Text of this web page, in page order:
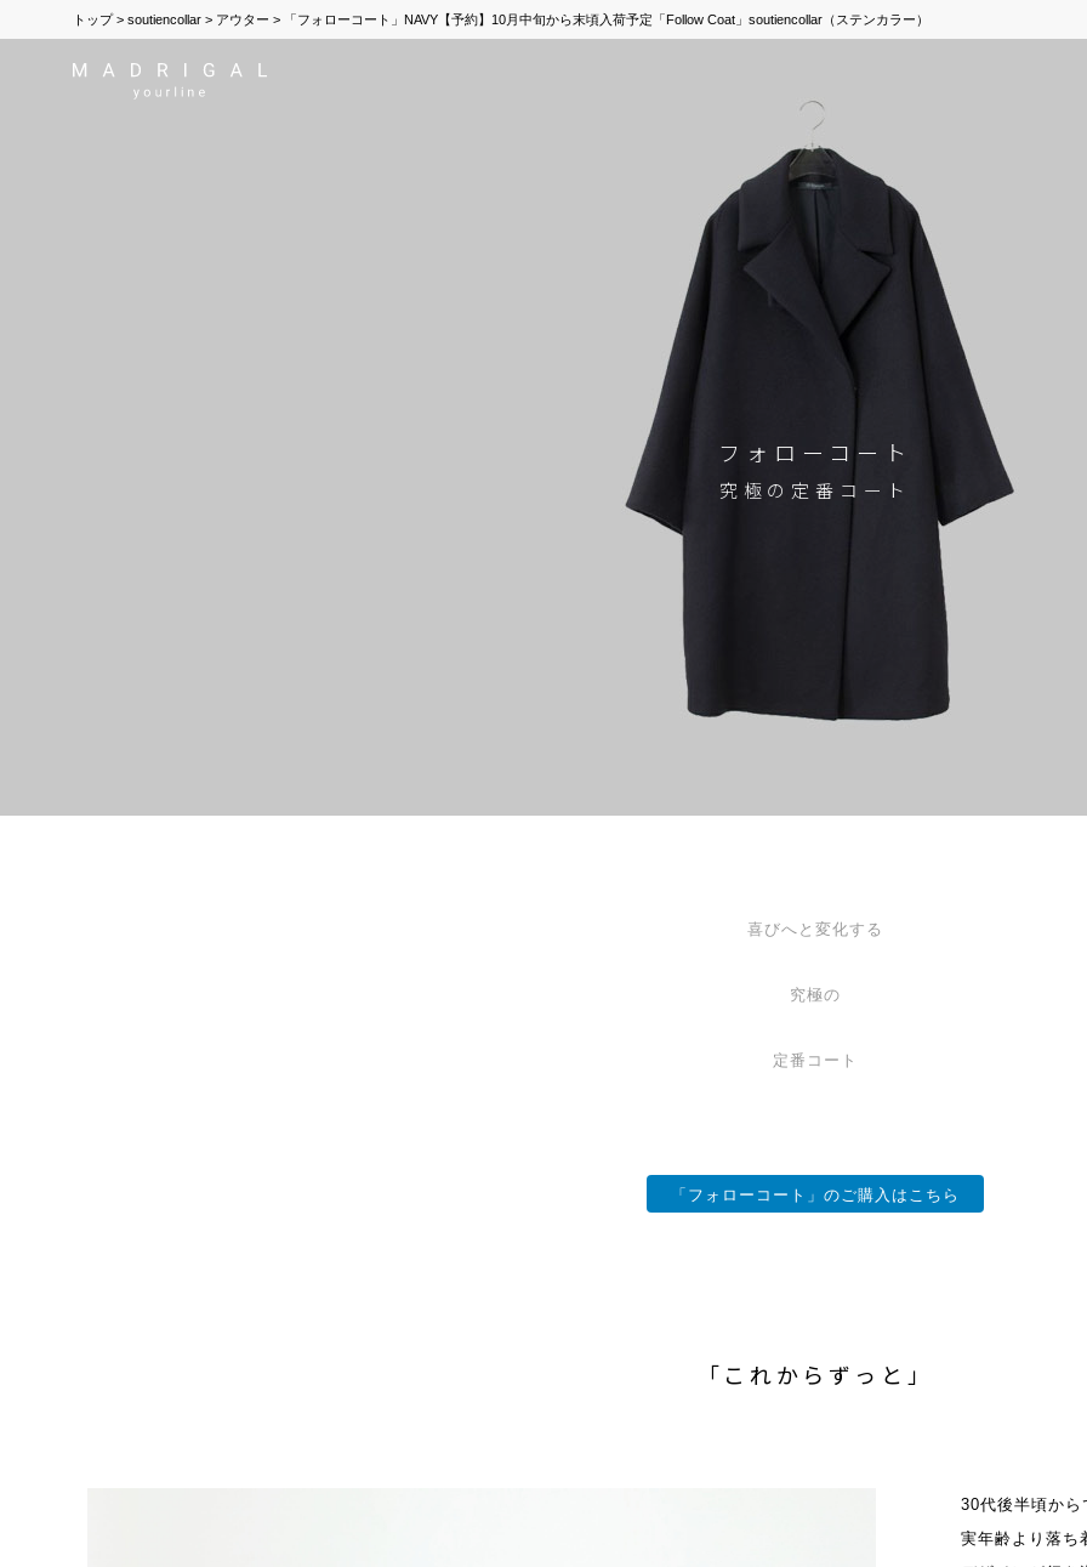
トップ soutiencollar アウター 「フォローコート」NAVY【予約】10月中旬から末頃入荷予定「Follow Coat」soutiencollar（ステンカラー）
フォローコート
究極の定番コート
喜びへと変化する
究極の
定番コート
「フォローコート」のご購入はこちら
「これからずっと」
30代後半頃から
実年齢より落ち